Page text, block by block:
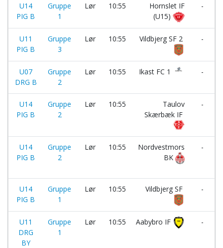
U14
PIG B
Gruppe
1
Lør 10:55
Hornslet IF
(U15)
-
U11
PIG B
Gruppe
3
Lør 10:55 Vildbjerg SF 2 -
U07
DRG B
Gruppe
2
Lør 10:55 Ikast FC 1
-
U14
PIG B
Gruppe
2
Lør 10:55
Taulov
Skærbæk IF
-
U14
PIG B
Gruppe
2
Lør 10:55
Nordvestmors
BK
-
U14
PIG B
Gruppe
1
Lør 10:55 Vildbjerg SF -
U11
DRG
BY
Gruppe
1
Lør 10:55 Aabybro IF -